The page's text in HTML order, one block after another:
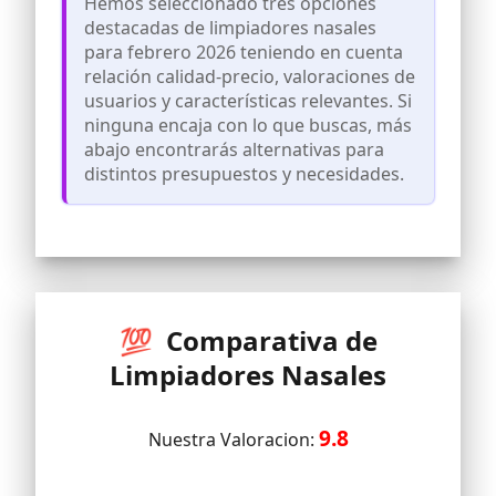
servicio posventa para cada uno de
nuestros clientes. Siéntase libre de
contactarnos si tiene alguna pregunta.
destacadas de limpiadores nasales
para febrero 2026 teniendo en cuenta
relación calidad-precio, valoraciones de
usuarios y características relevantes. Si
ninguna encaja con lo que buscas, más
abajo encontrarás alternativas para
distintos presupuestos y necesidades.
💯 Comparativa de
Limpiadores Nasales
Nuestra Valoracion: 9.8